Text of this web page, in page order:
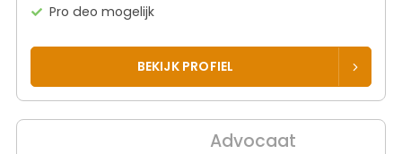
Pro deo mogelijk
BEKIJK PROFIEL
Advocaat